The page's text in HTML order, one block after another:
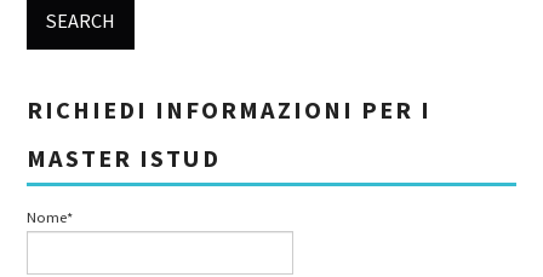
RICHIEDI INFORMAZIONI PER I
MASTER ISTUD
Nome*